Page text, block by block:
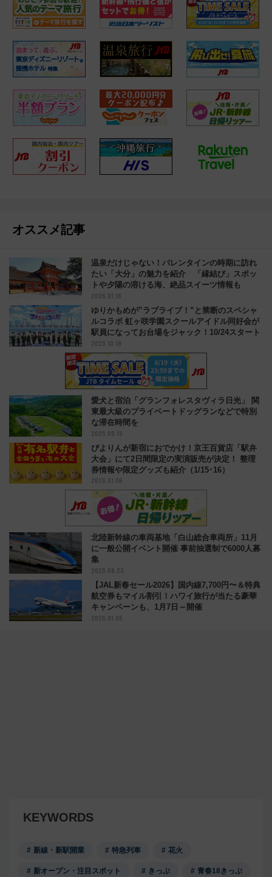
オススメ記事
温泉だけじゃない！バレンタインの時期に訪れ
たい「大分」の魅力を紹介 「縁結び」スポッ
トや夕陽の溶ける海、絶品スイーツ情報も
2026.01.18
ゆりかもめが”ラブライブ！”と禁断のスペシャ
ルコラボ 虹ヶ咲学園スクールアイドル同好会が
駅員になってお台場をジャック！10/24スタート
2025.10.19
愛犬と宿泊「グランフォレスタヴィラ日光」 関
東最大級のプライベートドッグランなどで特別
な滞在時間を
2025.09.15
ぴよりんが新宿におでかけ！京王百貨店「駅弁
大会」にて2日間限定の実演販売が決定！ 整理
券情報や限定グッズも紹介（1/15･16）
2026.01.06
北陸新幹線の車両基地「白山総合車両所」11月
に一般公開イベント開催 事前抽選制で6000人募
集
2025.08.23
【JAL新春セール2026】国内線7,700円〜＆特典
航空券もマイル割引！ハワイ旅行が当たる豪華
キャンペーンも、1月7日～開催
2026.01.06
KEYWORDS
新線・新駅開業 特急列車 花火
新オープン・注目スポット きっぷ 青春18きっぷ